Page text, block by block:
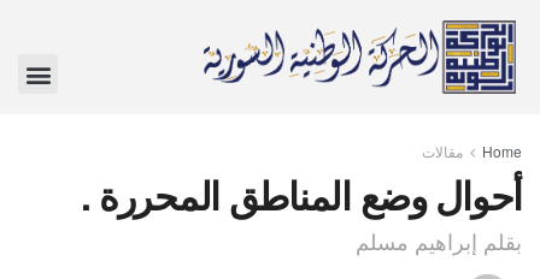
Home مقالات
أحوال وضع المناطق المحررة .
بقلم إبراهيم مسلم